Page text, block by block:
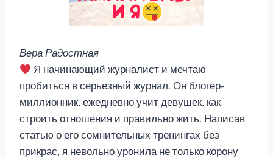
Вера Радостная
Я начинающий журналист и мечтаю
пробиться в серьезный журнал. Он блогер-
миллионник, ежедневно учит девушек, как
строить отношения и правильно жить. Написав
статью о его сомнительных тренингах без
прикрас, я невольно уронила не только корону